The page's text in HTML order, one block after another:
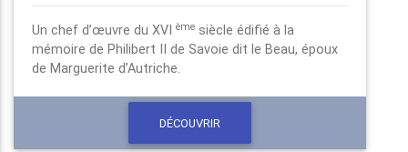
Un chef d’œuvre du XVI ème siècle édifié à la
mémoire de Philibert II de Savoie dit le Beau, époux
de Marguerite d’Autriche.
DÉCOUVRIR